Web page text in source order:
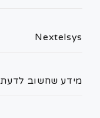
Nextelsys
מידע שחשוב לדעת